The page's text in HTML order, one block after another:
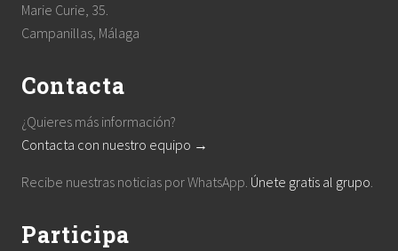
Marie Curie, 35.
Campanillas, Málaga
Contacta
¿Quieres más información?
Contacta con nuestro equipo →
Recibe nuestras noticias por WhatsApp. Únete gratis al grupo.
Participa